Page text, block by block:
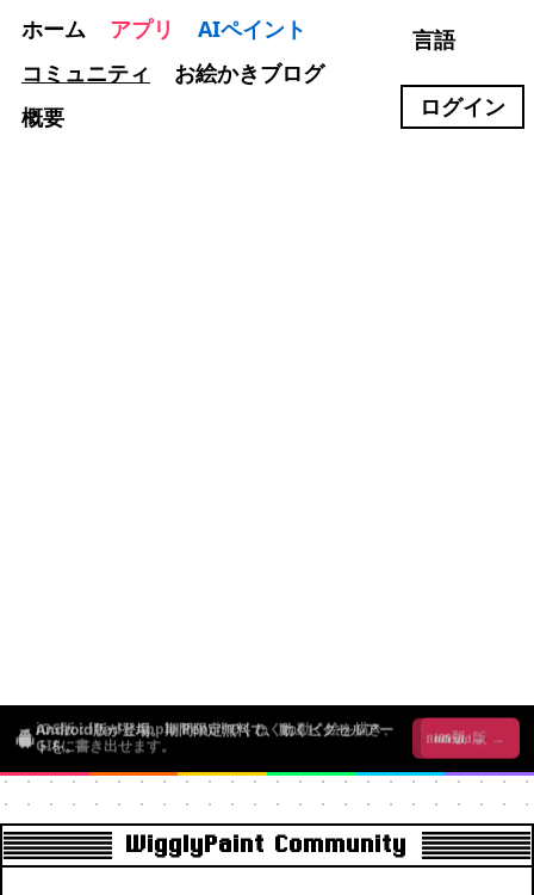
ホーム アプリ
AIペイント
コミュニティ
お絵かきブログ
概要
言語
ログイン
Android版が登場。期間限定無料で、動くピクセルアー
トを。
Android版 →
iOS版：iPadとApple Pencilでくねくね動く絵を描き、
GIFに書き出せます。
iOS版 →
WigglyPaint Community